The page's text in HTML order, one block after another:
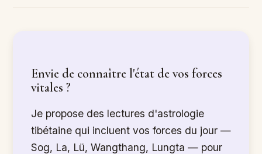
Envie de connaître l'état de vos forces
vitales ?
Je propose des lectures d'astrologie
tibétaine qui incluent vos forces du jour —
Sog, La, Lü, Wangthang, Lungta — pour